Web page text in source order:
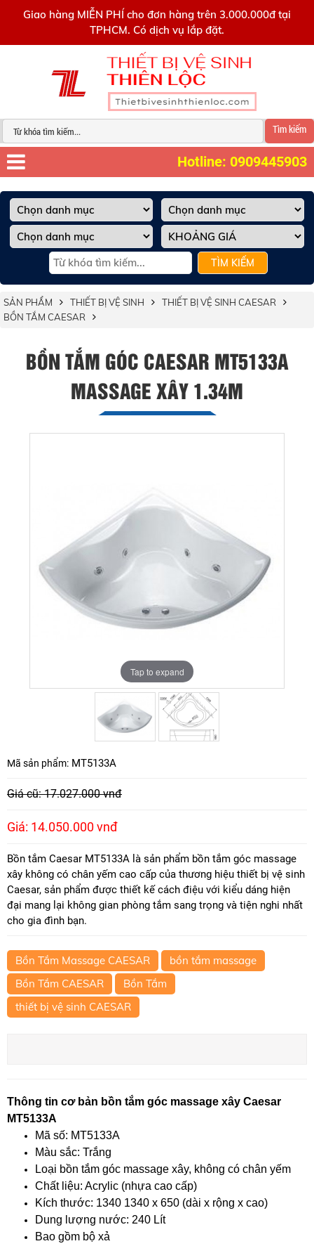
Giao hàng MIỄN PHÍ cho đơn hàng trên 3.000.000đ tại
TPHCM. Có dịch vụ lắp đặt.
Tìm kiếm
Hotline: 0909445903
TÌM KIẾM
SẢN PHẨM THIẾT BỊ VỆ SINH
THIẾT BỊ VỆ SINH CAESAR
BỒN TẮM CAESAR
BỒN TẮM GÓC CAESAR MT5133A
MASSAGE XÂY 1.34M
Tap to expand
Tap to expand
Mã sản phẩm: MT5133A
Giá cũ: 17.027.000 vnđ
Giá: 14.050.000 vnđ
Bồn tắm Caesar MT5133A là sản phẩm bồn tắm góc massage
xây không có chân yếm cao cấp của thương hiệu thiết bị vệ sinh
Caesar, sản phẩm được thiết kế cách điệu với kiểu dáng hiện
đại mang lại không gian phòng tắm sang trọng và tiện nghi nhất
cho gia đình bạn.
Bồn Tắm Massage CAESAR
bồn tắm massage
Bồn Tắm CAESAR
Bồn Tắm
thiết bị vệ sinh CAESAR
Thông tin cơ bản bồn tắm góc massage xây Caesar
MT5133A
Mã số: MT5133A
Màu sắc: Trắng
Loại bồn tắm góc massage xây, không có chân yếm
Chất liệu: Acrylic (nhựa cao cấp)
Kích thước: 1340 1340 x 650 (dài x rộng x cao)
Dung lượng nước: 240 Lít
Bao gồm bộ xả
0909445903